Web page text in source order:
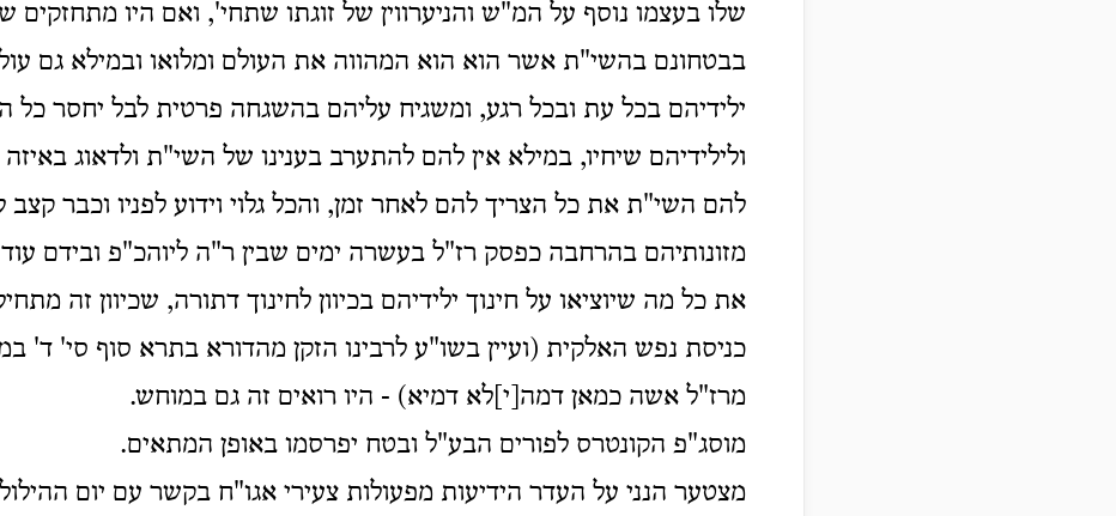
שלו בעצמו נוסף על המ"ש והניערווין של זוגתו שתחי', ואם היו מתחזקים
בבטחונם בהשי"ת אשר הוא הוא המהווה את העולם ומלואו ובמילא גם
ילידיהם בכל עת ובכל רגע, ומשגיח עליהם בהשגחה פרטית לבל יחסר כל
ולילידיהם שיחיו, במילא אין להם להתערב בענינו של השי"ת ולדאוג באיזה
להם השי"ת את כל הצריך להם לאחר זמן, והכל גלוי וידוע לפניו וכבר קצב
מזונותיהם בהרחבה כפסק רז"ל בעשרה ימים שבין ר"ה ליוהכ"פ ובידם
את כל מה שיוציאו על חינוך ילידיהם בכיוון לחינוך דתורה, שכיוון זה
כניסת נפש האלקית (ועיין בשו"ע לרבינו הזקן מהדורא בתרא סוף סי' ד'
מרז"ל אשה כמאן דמה[י]לא דמיא) - היו רואים זה גם במוחש.
מוסג"פ הקונטרס לפורים הבע"ל ובטח יפרסמו באופן המתאים.
מצטער הנני על העדר הידיעות מפעולות צעירי אגו"ח בקשר עם יום